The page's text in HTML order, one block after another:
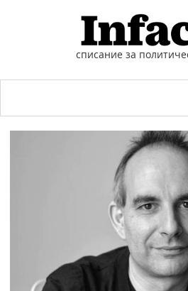
списание за